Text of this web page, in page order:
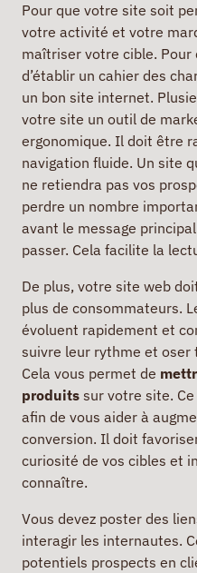
Pour que votre site soit
votre activité et votre
maîtriser votre cible.
d’établir un cahier des
un bon site internet.
votre site un outil de
ergonomique. Il doit être
navigation fluide. Un site
ne retiendra pas vos
perdre un nombre
avant le message
passer. Cela facilite la
De plus, votre site web
plus de consommateurs.
évoluent rapidement et
suivre leur rythme et oser
Cela vous permet de
produits sur votre site.
afin de vous aider à
conversion. Il doit
curiosité de vos cibles et
connaître.
Vous devez poster des
interagir les internautes.
potentiels prospects en